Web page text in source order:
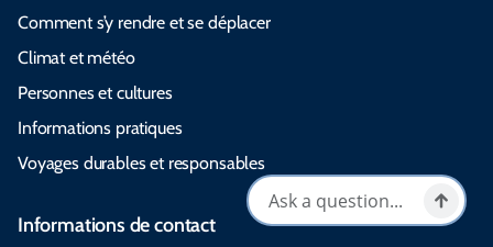
Comment s’y rendre et se déplacer
Climat et météo
Personnes et cultures
Informations pratiques
Voyages durables et responsables
Informations de contact